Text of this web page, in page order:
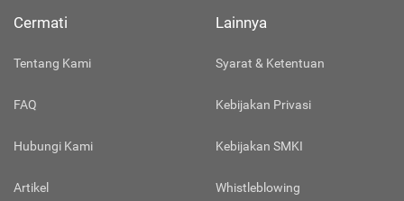
Cermati
Tentang Kami
FAQ
Hubungi Kami
Artikel
Lainnya
Syarat & Ketentuan
Kebijakan Privasi
Kebijakan SMKI
Whistleblowing